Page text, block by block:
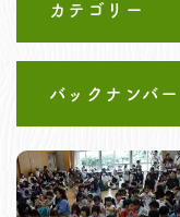
カテゴリー
B.動植物との
バックナンバー
2026年8月